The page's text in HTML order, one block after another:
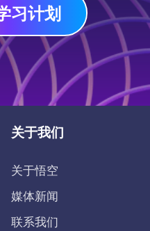
习计划
关于我们
关于悟空
媒体新闻
联系我们